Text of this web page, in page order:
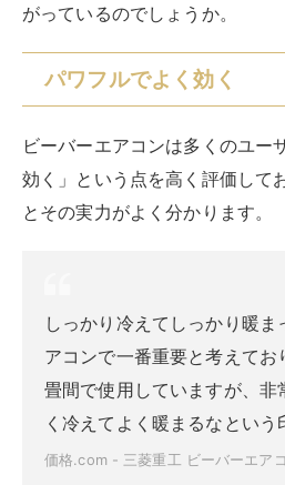
がっているのでしょうか。
パワフルでよく効く
ビーバーエアコンは多くのユー
効く」という点を高く評価して
とその実力がよく分かります。
しっかり冷えてしっかり暖ま
アコンで一番重要と考えて
畳間で使用していますが、非
く冷えてよく暖まるなという
価格.com - 三菱重工 ビーバーエア